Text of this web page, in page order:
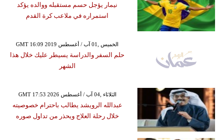
نيمار يؤجل حسم مستقبله ووالده يؤكد
استمراره في ملاعب كرة القدم
GMT 16:09 2019 الخميس ,01 آب / أغسطس
حلم السفر والدراسة يسيطر عليك خلال هذا
الشهر
GMT 17:53 2026 الثلاثاء ,04 آب / أغسطس
عبدالله الرويشد يطالب باحترام خصوصيته
خلال رحلة العلاج ويحذر من تداول صوره